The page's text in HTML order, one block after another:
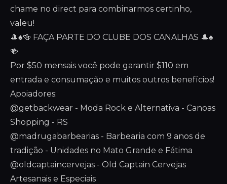
chame no direct para combinarmos certinho,
valeu!
🎩♠️🍻 FAÇA PARTE DO CLUBE DOS CANALHAS 🎩♠️
🍻
Por $50 mensais você pode garantir $110 em
entrada e consumação e muitos outros benefícios!
Apoiadores:
@getbackwear - Moda Rock e Alternativa - Canoas
Shopping - RS
@madrugabarbearias - Barbearia com 9 anos de
tradição - Unidades no Mato Grande e Fátima
@oldcaptaincervejas - Old Captain Cervejas
Artesanais e Especiais